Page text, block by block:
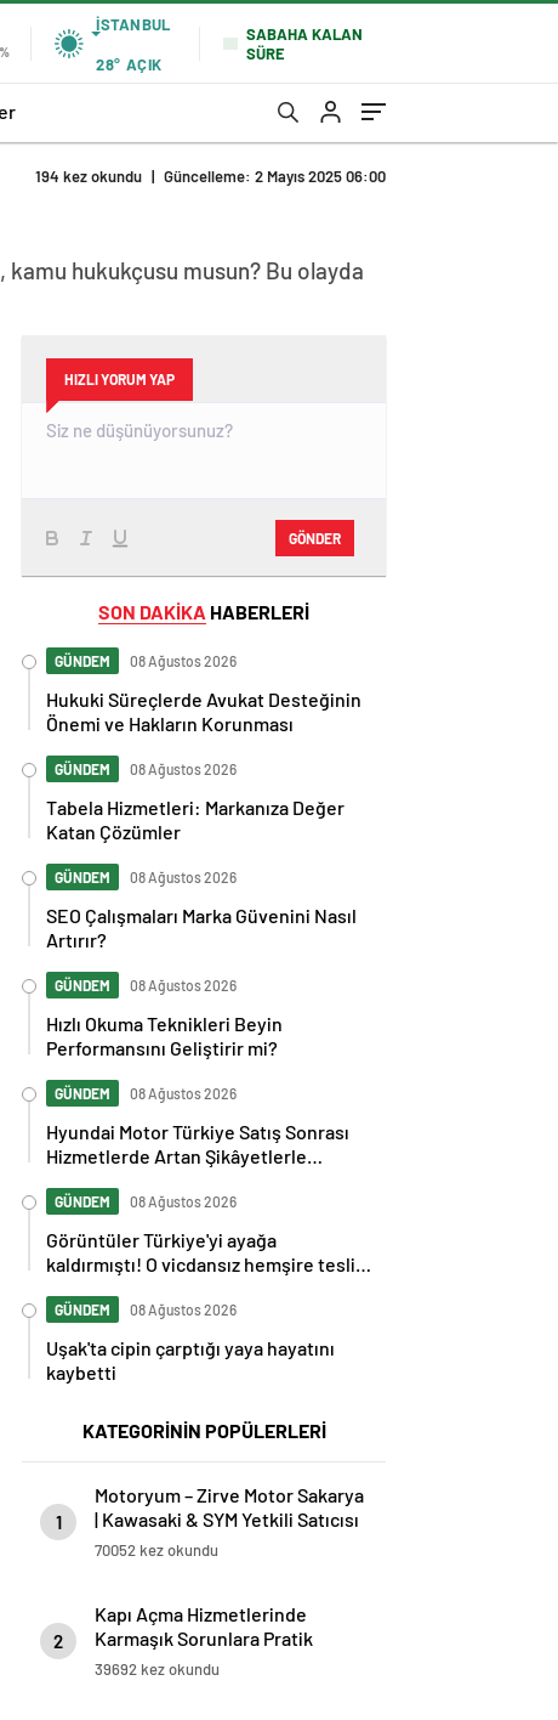
İSTANBUL
28° AÇIK
SABAHA KALAN
SÜRE
194 kez okundu | Güncelleme: 2 Mayıs 2025 06:00
kamu hukukçusu musun? Bu olayda
HIZLI YORUM YAP
GÖNDER
SON DAKİKA HABERLERİ
GÜNDEM 08 Ağustos 2026
Hukuki Süreçlerde Avukat Desteğinin
Önemi ve Hakların Korunması
GÜNDEM 08 Ağustos 2026
Tabela Hizmetleri: Markanıza Değer
Katan Çözümler
GÜNDEM 08 Ağustos 2026
SEO Çalışmaları Marka Güvenini Nasıl
Artırır?
GÜNDEM 08 Ağustos 2026
Hızlı Okuma Teknikleri Beyin
Performansını Geliştirir mi?
GÜNDEM 08 Ağustos 2026
Hyundai Motor Türkiye Satış Sonrası
Hizmetlerde Artan Şikâyetlerle
GÜNDEM 08 Ağustos 2026
Görüntüler Türkiye'yi ayağa
kaldırmıştı! O vicdansız hemşire teslim
GÜNDEM 08 Ağustos 2026
Uşak'ta cipin çarptığı yaya hayatını
kaybetti
KATEGORİNİN POPÜLERLERİ
1
Motoryum – Zirve Motor Sakarya
| Kawasaki & SYM Yetkili Satıcısı
ve Servisi
70052 kez okundu
2
Kapı Açma Hizmetlerinde
Karmaşık Sorunlara Pratik
Çözümler
39692 kez okundu